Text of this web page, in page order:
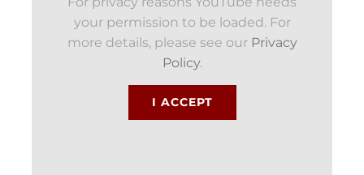
your permission to be loaded. For
more details, please see our Privacy
Policy.
I ACCEPT